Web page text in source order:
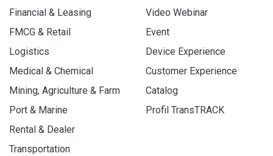
Financial & Leasing
FMCG & Retail
Logistics
Medical & Chemical
Mining, Agriculture & Farm
Port & Marine
Rental & Dealer
Transportation
Video Webinar
Event
Device Experience
Customer Experience
Catalog
Profil TransTRACK